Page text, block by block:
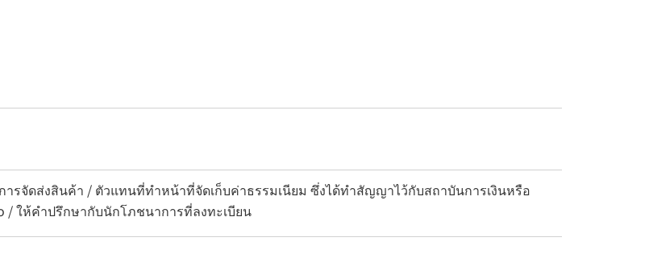
รจัดส่งสินค้า / ตัวแทนที่ทำหน้าที่จัดเก็บค่าธรรมเนียม ซึ่งได้ทำสัญญาไว้กับสถาบันการเงินหรือ
/ ให้คำปรึกษากับนักโภชนาการที่ลงทะเบียน